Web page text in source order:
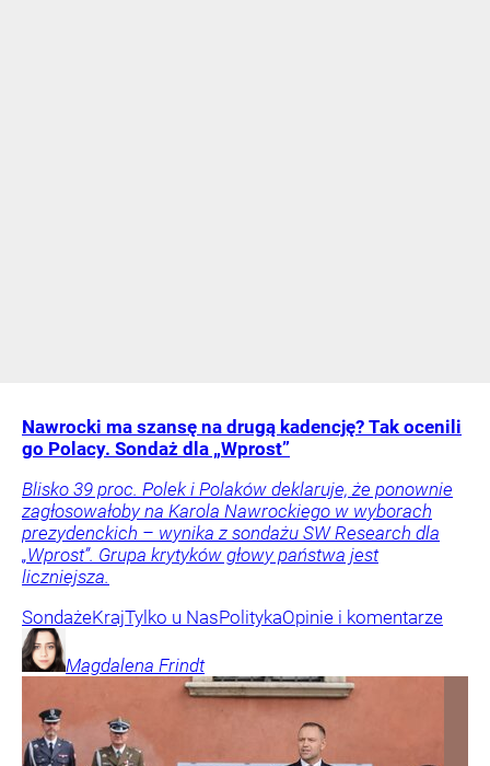
Nawrocki ma szansę na drugą kadencję? Tak ocenili
go Polacy. Sondaż dla „Wprost”
Blisko 39 proc. Polek i Polaków deklaruje, że ponownie
zagłosowałoby na Karola Nawrockiego w wyborach
prezydenckich – wynika z sondażu SW Research dla
„Wprost”. Grupa krytyków głowy państwa jest
liczniejsza.
SondażeKrajTylko u NasPolitykaOpinie i komentarze
Magdalena Frindt